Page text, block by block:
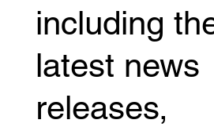
including
latest news
releases,